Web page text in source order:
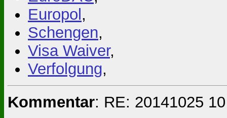
Europol ,
Schengen,
Visa Waiver,
Verfolgung,
Kommentar: RE: 20141025